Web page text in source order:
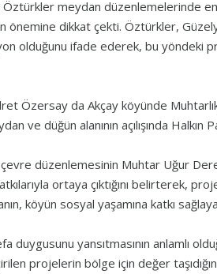
Öztürkler meydan düzenlemelerinde
önemine dikkat çekti. Öztürkler,
olduğunu ifade ederek, bu yöndeki
Özersay da Akçay köyünde
ve düğün alanının açılışında Halkın
düzenlemesinin Muhtar Uğur
ortaya çıktığını belirterek,
köyün sosyal yaşamına katkı
duygusunu yansıtmasının anlamlı
projelerin bölge için değer